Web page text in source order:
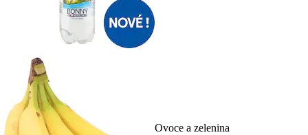
Ovoce a zelenina